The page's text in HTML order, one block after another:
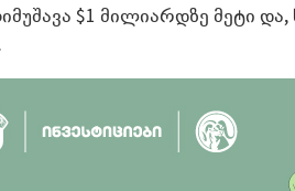
$1 მილიარდზე მეტი